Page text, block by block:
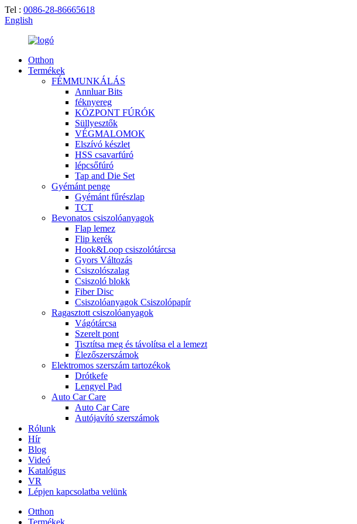
Tel : 0086-28-86665618
English
Otthon
Termékek
FÉMMUNKÁLÁS
Annluar Bits
féknyereg
KÖZPONT FÚRÓK
Süllyesztők
VÉGMALOMOK
Elszívó készlet
HSS csavarfúró
lépcsőfúró
Tap and Die Set
Gyémánt penge
Gyémánt fűrészlap
TCT
Bevonatos csiszolóanyagok
Flap lemez
Flip kerék
Hook&Loop csiszolótárcsa
Gyors Változás
Csiszolószalag
Csiszoló blokk
Fiber Disc
Csiszolóanyagok Csiszolópapír
Ragasztott csiszolóanyagok
Vágótárcsa
Szerelt pont
Tisztítsa meg és távolítsa el a lemezt
Élezőszerszámok
Elektromos szerszám tartozékok
Drótkefe
Lengyel Pad
Auto Car Care
Auto Car Care
Autójavító szerszámok
Rólunk
Hír
Blog
Videó
Katalógus
VR
Lépjen kapcsolatba velünk
Otthon
Termékek